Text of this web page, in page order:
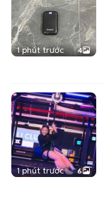
1 phút trước 4
1 phút trước 6